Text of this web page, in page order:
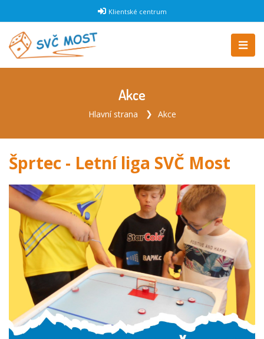
Klientské centrum
Akce
Hlavní strana Akce
Šprtec - Letní liga SVČ Most